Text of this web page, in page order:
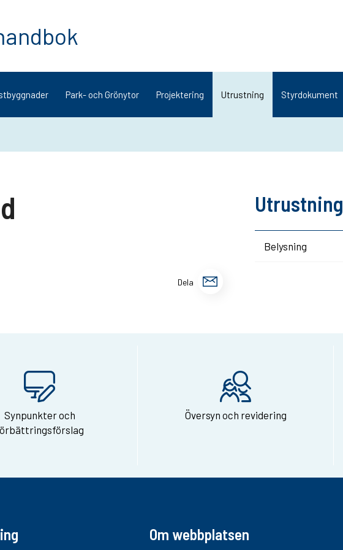
Park- och Grönytor Projektering Utrustning Styrdokument
Utrustning
Belysning
Dela
Synpunkter och
Översyn och revidering
Om webbplatsen